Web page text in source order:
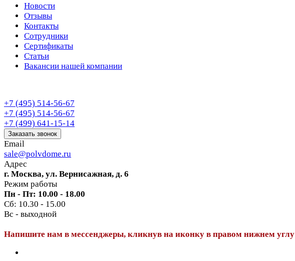
Новости
Отзывы
Контакты
Сотрудники
Сертификаты
Статьи
Вакансии нашей компании
+7 (495) 514-56-67
+7 (495) 514-56-67
+7 (499) 641-15-14
Заказать звонок
Email
sale@polvdome.ru
Адрес
г. Москва, ул. Вернисажная, д. 6
Режим работы
Пн - Пт: 10.00 - 18.00
Сб: 10.30 - 15.00
Вс - выходной
Напишите нам в мессенджеры, кликнув на иконку в правом нижнем углу